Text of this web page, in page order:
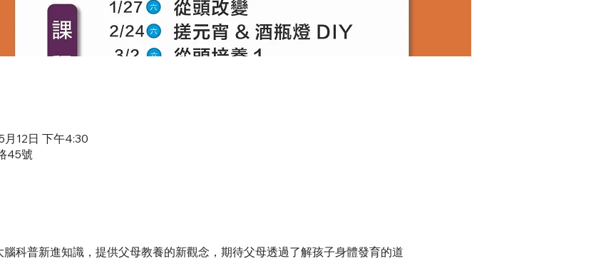
月12日 下午4:30
45號
科普新進知識，提供父母教養的新觀念，期待父母透過了解孩子身體發育的道